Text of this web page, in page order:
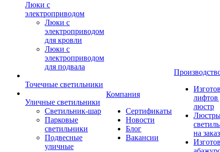
Люки с
электроприводом
Люки с
электроприводом
для кровли
Люки с
электроприводом
для подвала
Точечные светильники
Уличные светильники
Светильник-шар
Парковые
светильники
Подвесные
уличные
Компания
Сертификаты
Новости
Блог
Вакансии
лифтов
люстр
на заказ